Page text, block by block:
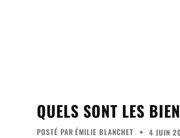
QUELS SONT LES
POSTÉ PAR ÉMILIE BLANCHET 4 JUIN